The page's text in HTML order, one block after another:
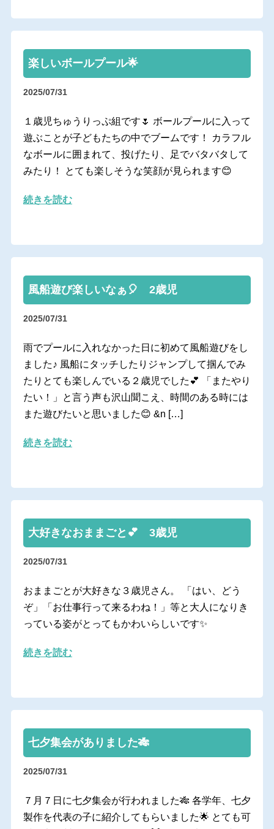
楽しいボールプール🌟
2025/07/31
１歳児ちゅうりっぷ組です🌷 ボールプールに入って
遊ぶことが子どもたちの中でブームです！ カラフル
なボールに囲まれて、投げたり、足でバタバタして
みたり！ とても楽しそうな笑顔が見られます😊
続きを読む
風船遊び楽しいなぁ🎈 2歳児
2025/07/31
雨でプールに入れなかった日に初めて風船遊びをし
ました♪ 風船にタッチしたりジャンプして掴んでみ
たりとても楽しんでいる２歳児でした💕 「またやり
たい！」と言う声も沢山聞こえ、時間のある時には
また遊びたいと思いました😊 &n […]
続きを読む
大好きなおままごと💕 3歳児
2025/07/31
おままごとが大好きな３歳児さん。 「はい、どう
ぞ」「お仕事行って来るわね！」等と大人になりき
っている姿がとってもかわいらしいです✨
続きを読む
七夕集会がありました🎋
2025/07/31
７月７日に七夕集会が行われました🎋 各学年、七夕
製作を代表の子に紹介してもらいました🌟 とても可